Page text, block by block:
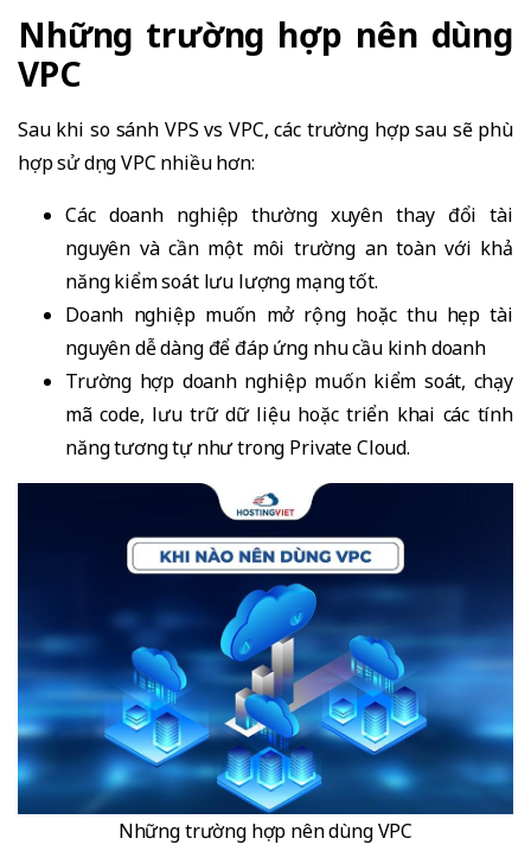
Những trường hợp nên dùng
VPC
Sau khi so sánh VPS vs VPC, các trường hợp sau sẽ phù
hợp sử dụng VPC nhiều hơn:
Các doanh nghiệp thường xuyên thay đổi tài
nguyên và cần một môi trường an toàn với khả
năng kiểm soát lưu lượng mạng tốt.
Doanh nghiệp muốn mở rộng hoặc thu hẹp tài
nguyên dễ dàng để đáp ứng nhu cầu kinh doanh
Trường hợp doanh nghiệp muốn kiểm soát, chạy
mã code, lưu trữ dữ liệu hoặc triển khai các tính
năng tương tự như trong Private Cloud.
Những trường hợp nên dùng VPC